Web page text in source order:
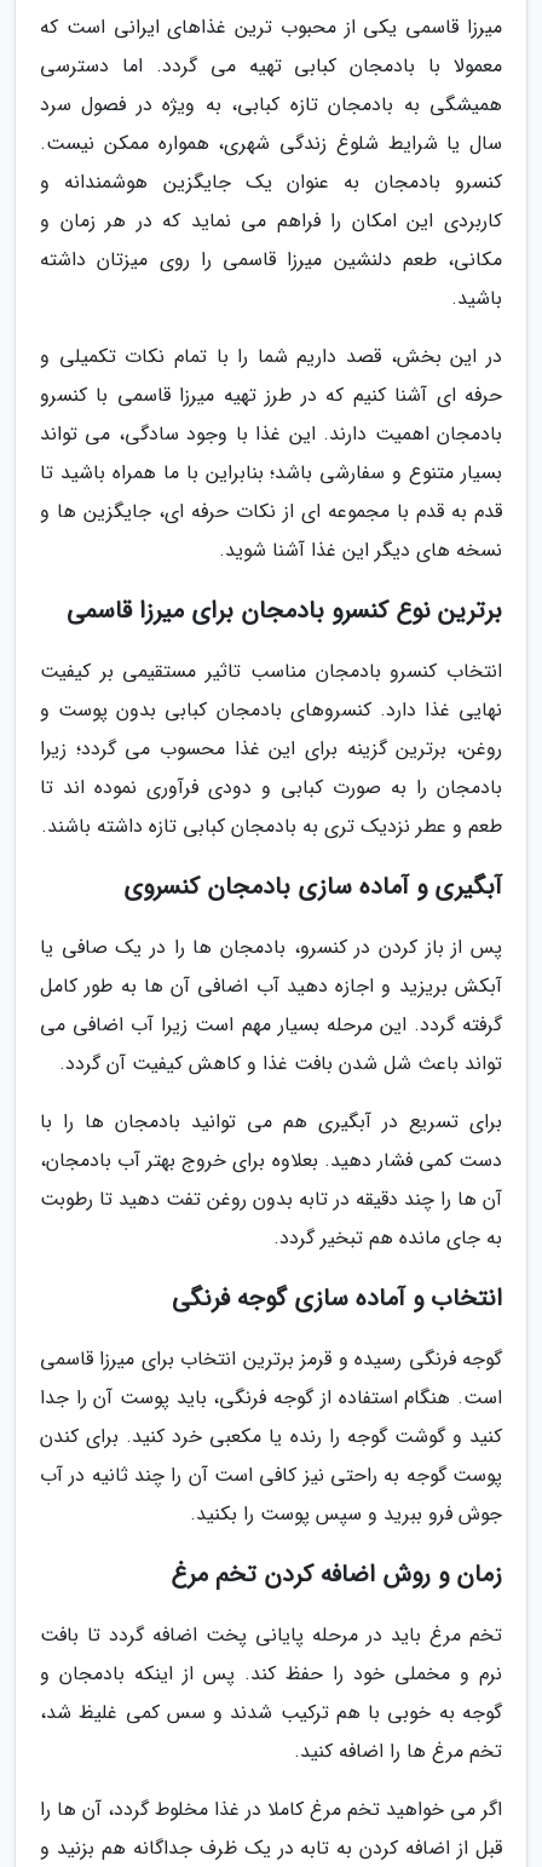
میرزا قاسمی یکی از محبوب ترین غذاهای ایرانی است که
معمولا با بادمجان کبابی تهیه می گردد. اما دسترسی
همیشگی به بادمجان تازه کبابی، به ویژه در فصول سرد
سال یا شرایط شلوغ زندگی شهری، همواره ممکن نیست.
کنسرو بادمجان به عنوان یک جایگزین هوشمندانه و
کاربردی این امکان را فراهم می نماید که در هر زمان و
مکانی، طعم دلنشین میرزا قاسمی را روی میزتان داشته
باشید.
در این بخش، قصد داریم شما را با تمام نکات تکمیلی و
حرفه ای آشنا کنیم که در طرز تهیه میرزا قاسمی با کنسرو
بادمجان اهمیت دارند. این غذا با وجود سادگی، می تواند
بسیار متنوع و سفارشی باشد؛ بنابراین با ما همراه باشید تا
قدم به قدم با مجموعه ای از نکات حرفه ای، جایگزین ها و
نسخه های دیگر این غذا آشنا شوید.
برترین نوع کنسرو بادمجان برای میرزا قاسمی
انتخاب کنسرو بادمجان مناسب تاثیر مستقیمی بر کیفیت
نهایی غذا دارد. کنسروهای بادمجان کبابی بدون پوست و
روغن، برترین گزینه برای این غذا محسوب می گردد؛ زیرا
بادمجان را به صورت کبابی و دودی فرآوری نموده اند تا
طعم و عطر نزدیک تری به بادمجان کبابی تازه داشته باشند.
آبگیری و آماده سازی بادمجان کنسروی
پس از باز کردن در کنسرو، بادمجان ها را در یک صافی یا
آبکش بریزید و اجازه دهید آب اضافی آن ها به طور کامل
گرفته گردد. این مرحله بسیار مهم است زیرا آب اضافی می
تواند باعث شل شدن بافت غذا و کاهش کیفیت آن گردد.
برای تسریع در آبگیری هم می توانید بادمجان ها را با
دست کمی فشار دهید. بعلاوه برای خروج بهتر آب بادمجان،
آن ها را چند دقیقه در تابه بدون روغن تفت دهید تا رطوبت
به جای مانده هم تبخیر گردد.
انتخاب و آماده سازی گوجه فرنگی
گوجه فرنگی رسیده و قرمز برترین انتخاب برای میرزا قاسمی
است. هنگام استفاده از گوجه فرنگی، باید پوست آن را جدا
کنید و گوشت گوجه را رنده یا مکعبی خرد کنید. برای کندن
پوست گوجه به راحتی نیز کافی است آن را چند ثانیه در آب
جوش فرو ببرید و سپس پوست را بکنید.
زمان و روش اضافه کردن تخم مرغ
تخم مرغ باید در مرحله پایانی پخت اضافه گردد تا بافت
نرم و مخملی خود را حفظ کند. پس از اینکه بادمجان و
گوجه به خوبی با هم ترکیب شدند و سس کمی غلیظ شد،
تخم مرغ ها را اضافه کنید.
اگر می خواهید تخم مرغ کاملا در غذا مخلوط گردد، آن ها را
قبل از اضافه کردن به تابه در یک ظرف جداگانه هم بزنید و